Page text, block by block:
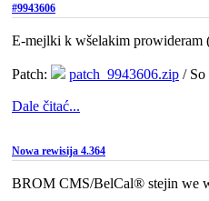
#9943606
E-mejlki k wšelakim prowideram
Patch: patch_9943606.zip / So
Dale čitać...
Nowa rewisija 4.364
BROM CMS/BelCal® stejin we